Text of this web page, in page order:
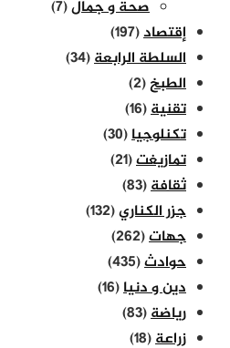
صحة و جمال(7)
إقتصاد(197)
السلطة الرابعة(34)
الطبخ(2)
تقنية(16)
تكنلوجيا(30)
تمازيغت(21)
ثقافة(83)
جزر الكناري(132)
جهات(262)
حوادث(435)
دين و دنيا(16)
رياضة(83)
زراعة(18)